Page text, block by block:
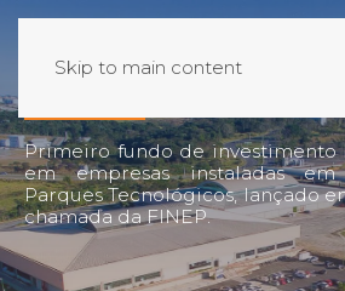
Skip to main content
PRIMAT
Primeiro fundo de investimento
em
empresas instaladas em
Parques Tecnológicos, lançado
chamada da FINEP.